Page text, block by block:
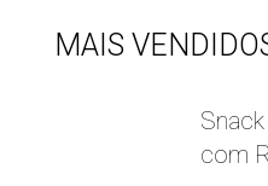
MAIS
com